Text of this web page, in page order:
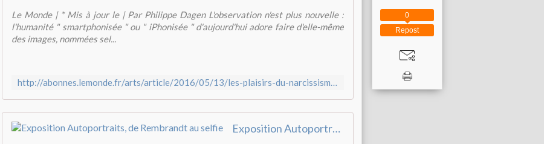
Le Monde | * Mis à jour le | Par Philippe Dagen L'observation n'est plus nouvelle :
l'humanité " smartphonisée " ou " iPhonisée " d'aujourd'hui adore faire d'elle-même
des images, nommées sel...
http://abonnes.lemonde.fr/arts/article/2016/05/13/les-plaisirs-du-narcissisme_4918810_1655012.html
Exposition Autoportraits, de Rembrandt au selfie
Repost
0